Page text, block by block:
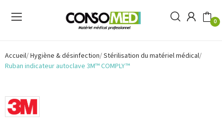
0
Accueil Hygiène & désinfection Stérilisation du matériel médical
Ruban indicateur autoclave 3M™ COMPLY™